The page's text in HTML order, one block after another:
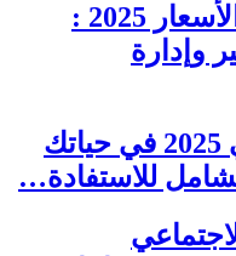
الاقتصاد وارتفاع الأسعار 2025 :
وإدارة
الذكاء الاصطناعي 2025 في حياتك
للاستفادة…